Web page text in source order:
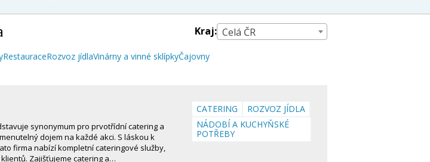
Kraj: Celá ČR
RestauraceRozvoz jídlaVinárny a vinné sklípkyČajovny
synonymum pro prvotřídní catering a
dojem na každé akci. S láskou k
firma nabízí kompletní cateringové služby,
Zajišťujeme catering a…
CATERING
ROZVOZ JÍDLA
NÁDOBÍ A KUCHYŇSKÉ
POTŘEBY